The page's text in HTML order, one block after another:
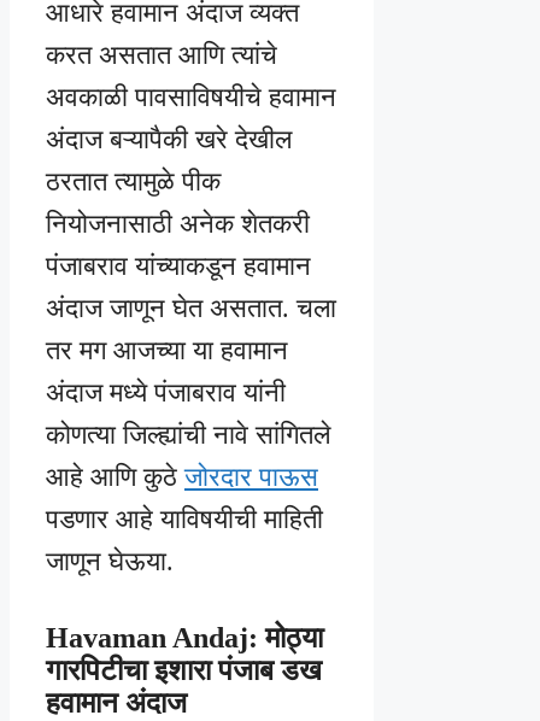
आधारे हवामान अंदाज व्यक्त
करत असतात आणि त्यांचे
अवकाळी पावसाविषयीचे हवामान
अंदाज बऱ्यापैकी खरे देखील
ठरतात त्यामुळे पीक
नियोजनासाठी अनेक शेतकरी
पंजाबराव यांच्याकडून हवामान
अंदाज जाणून घेत असतात. चला
तर मग आजच्या या हवामान
अंदाज मध्ये पंजाबराव यांनी
कोणत्या जिल्ह्यांची नावे सांगितले
आहे आणि कुठेजोरदार पाऊस
पडणार आहे याविषयीची माहिती
जाणून घेऊया.
Havaman Andaj: मोठ्या
गारपिटीचा इशारा पंजाब डख
हवामान अंदाज